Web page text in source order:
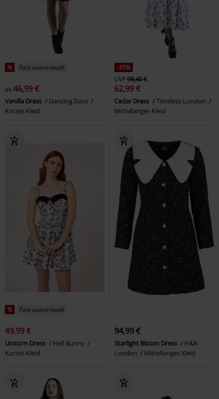
% Fast ausverkauft
ab46,99 €
Vanilla Dress
Dancing Days
Kurzes Kleid
-35%
UVP98,40 €
62,99 €
Cedar Dress
Timeless London
Mittellanges Kleid
% Fast ausverkauft
49,99 €
Unicorn Dress
Hell Bunny
Kurzes Kleid
94,99 €
Starlight Bloom Dress
H&R
London
Mittellanges Kleid